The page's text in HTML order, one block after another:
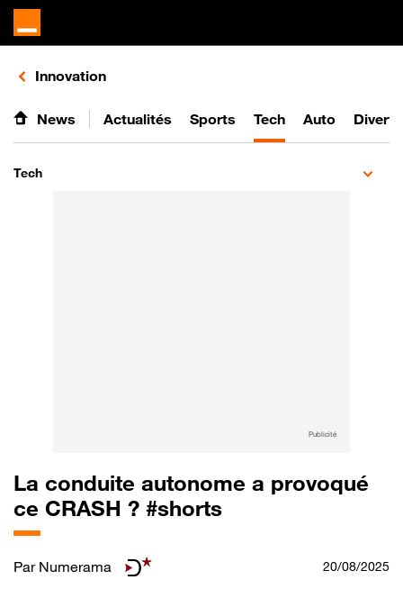
Retours vers le listing de vidéos de la catégorie
Innovation
News Actualités Sports Tech Auto
Tech
Publicité
La conduite autonome a provoqué
ce CRASH ? #shorts
Par Numerama 20/08/2025